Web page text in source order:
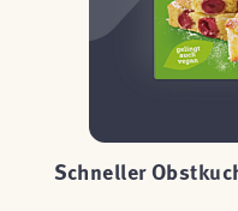
Schneller